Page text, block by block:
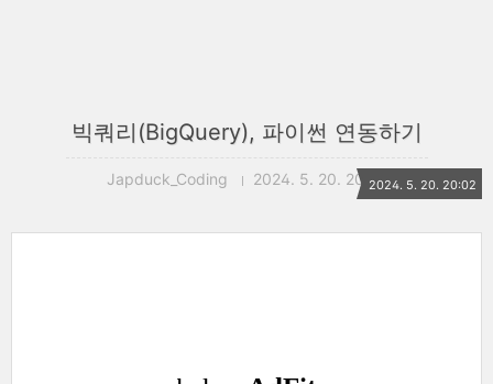
빅쿼리(BigQuery), 파이썬 연동하기
Japduck_Coding 2024. 5. 20. 20:022024. 5. 20. 20:02